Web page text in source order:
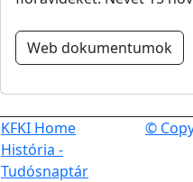
Web dokumentumok
KFKI Home
História -
Tudósnaptár
©